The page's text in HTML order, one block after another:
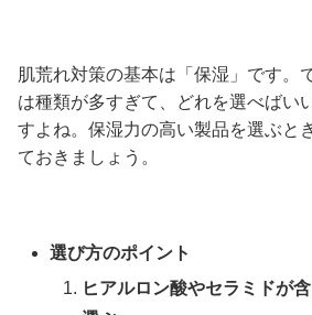
肌荒れ対策の基本は「保湿」です。
は種類が多すぎて、どれを選べばい
すよね。保湿力の高い製品を選ぶと
ておきましょう。
選び方のポイント
ヒアルロン酸やセラミドが